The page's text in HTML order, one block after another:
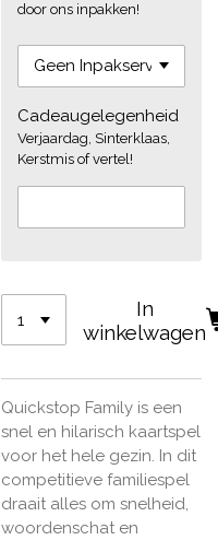
door ons inpakken!
Cadeaugelegenheid
Verjaardag, Sinterklaas,
Kerstmis of vertel!
In
winkelwagen
Quickstop Family is een
snel en hilarisch kaartspel
voor het hele gezin. In dit
competitieve familiespel
draait alles om snelheid,
woordenschat en